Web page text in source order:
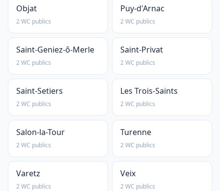
Objat
2 WC publics
Puy-d'Arnac
2 WC publics
Saint-Geniez-ô-Merle
2 WC publics
Saint-Privat
2 WC publics
Saint-Setiers
2 WC publics
Les Trois-Saints
2 WC publics
Salon-la-Tour
2 WC publics
Turenne
2 WC publics
Varetz
2 WC publics
Veix
2 WC publics